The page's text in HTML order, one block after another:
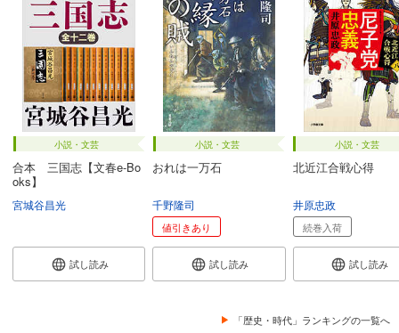
小説・文芸
合本 三国志【文春e-Bo
oks】
宮城谷昌光
試し読み
小説・文芸
おれは一万石
千野隆司
値引きあり
試し読み
小説・文芸
北近江合戦心得
井原忠政
続巻入荷
試し読み
「歴史・時代」ランキングの一覧へ